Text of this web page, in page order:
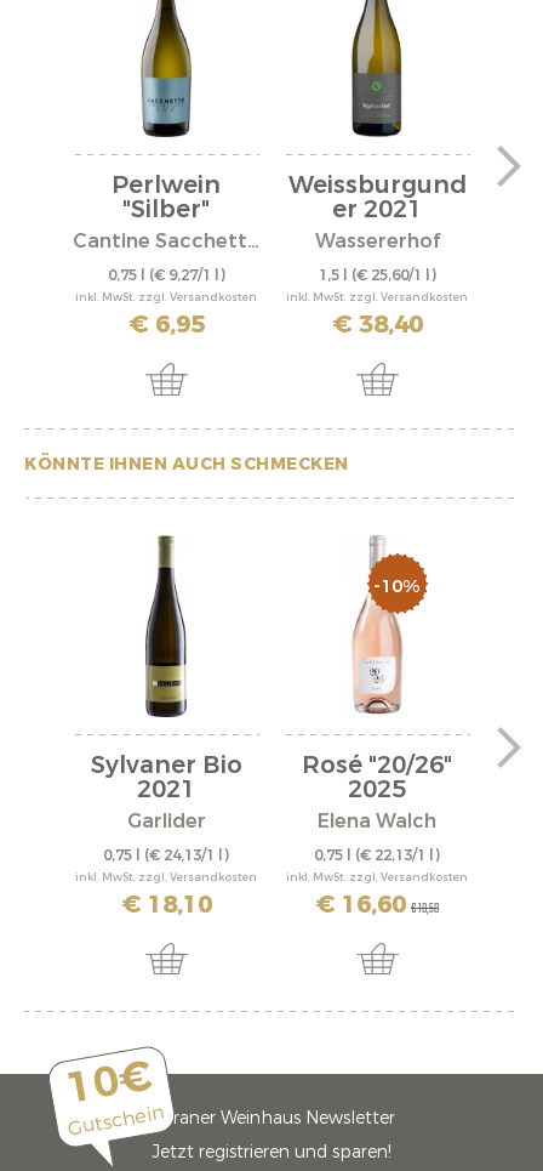
Perlwein
"Silber"
Cantine Sacchetto S.r.l.
0,75 l (€ 9,27/1 l)
inkl. MwSt. zzgl. Versandkosten
€ 6,95
Weissburgund
er 2021
Wassererhof
1,5 l (€ 25,60/1 l)
inkl. MwSt. zzgl. Versandkosten
€ 38,40
KÖNNTE IHNEN AUCH SCHMECKEN
Sylvaner Bio
2021
Garlider
0,75 l (€ 24,13/1 l)
inkl. MwSt. zzgl. Versandkosten
€ 18,10
-10%
Rosé "20/26"
2025
Elena Walch
0,75 l (€ 22,13/1 l)
inkl. MwSt. zzgl. Versandkosten
€ 16,60 € 18,50
10€
GutscheinMeraner Weinhaus Newsletter
Jetzt registrieren und sparen!